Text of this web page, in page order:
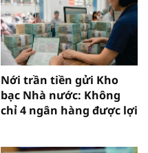
Nới trần tiền gửi Kho
bạc Nhà nước: Không
chỉ 4 ngân hàng được lợi